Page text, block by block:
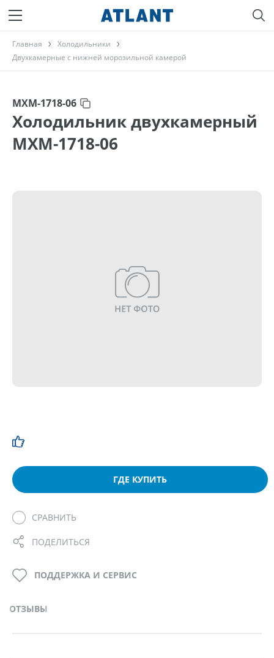
Главная
Холодильники
Двухкамерные с нижней морозильной камерой
МХМ-1718-06
Холодильник двухкамерный
МХМ-1718-06
ГДЕ КУПИТЬ
СРАВНИТЬ
ПОДЕЛИТЬСЯ
ОТЗЫВЫ
ПОДДЕРЖКА И СЕРВИС